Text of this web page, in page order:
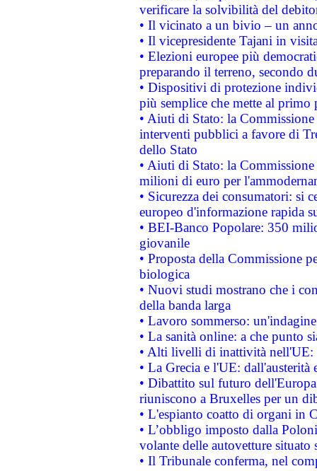
verificare la solvibilità del
• Il vicinato a un bivio – un
• Il vicepresidente Tajani in
• Elezioni europee più
preparando il terreno, secondo
• Dispositivi di protezione
più semplice che mette al primo
• Aiuti di Stato: la
interventi pubblici a favore di
dello Stato
• Aiuti di Stato: la
milioni di euro per
• Sicurezza dei consumatori: si
europeo d'informazione rapida
• BEI-Banco Popolare: 350
giovanile
• Proposta della Commissione
biologica
• Nuovi studi mostrano che i
della banda larga
• Lavoro sommerso:
• La sanità online: a che punto
• Alti livelli di inattività nell'UE:
• La Grecia e l'UE: dall'austerità
• Dibattito sul futuro
riuniscono a Bruxelles per un
• L'espianto coatto di organi in
• L’obbligo imposto dalla
volante delle autovetture
• Il Tribunale conferma, nel